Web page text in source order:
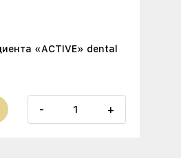
«ACTIVE» dental
- +